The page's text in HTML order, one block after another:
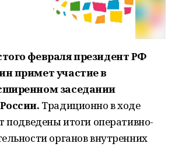
февраля президент РФ
примет участие в
заседании
Традиционно в ходе
подведены итоги оперативно-
органов внутренних